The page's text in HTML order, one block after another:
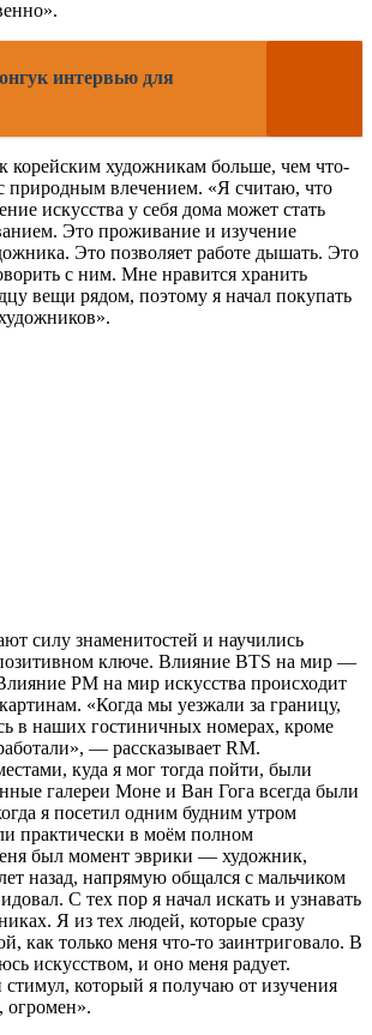
интервью для
корейским художникам больше, чем что-
природным влечением. «Я считаю, что
искусства у себя дома может стать
Это проживание и изучение
Это позволяет работе дышать. Это
с ним. Мне нравится хранить
вещи рядом, поэтому я начал покупать
силу знаменитостей и научились
позитивном ключе. Влияние BTS на мир —
РM на мир искусства происходит
«Когда мы уезжали за границу,
в наших гостиничных номерах, кроме
— рассказывает RM.
куда я мог тогда пойти, были
галереи Моне и Ван Гога всегда были
я посетил одним будним утром
практически в моём полном
был момент эврики — художник,
назад, напрямую общался с мальчиком
С тех пор я начал искать и узнавать
Я из тех людей, которые сразу
как только меня что-то заинтриговало. В
искусством, и оно меня радует.
который я получаю от изучения
огромен».